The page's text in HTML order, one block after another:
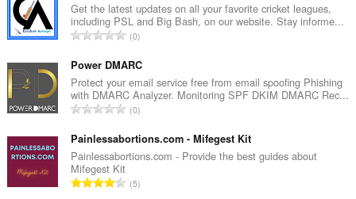
Get the latest updates on all your favorite cricket leagues,
including PSL and Big Bash, on our website. Stay informe...
C
ł
k
o
w
t
a
l
0
Power DMARC
Protect your email service free from email spoofing Phishing
with DMARC Analyzer. Monitoring SPF DKIM DMARC Rec...
C
ł
k
o
w
0
Painlessabortions.com - Mifegest Kit
Painlessabortions.com - Provide the best guides about
Mifegest Kit
C5